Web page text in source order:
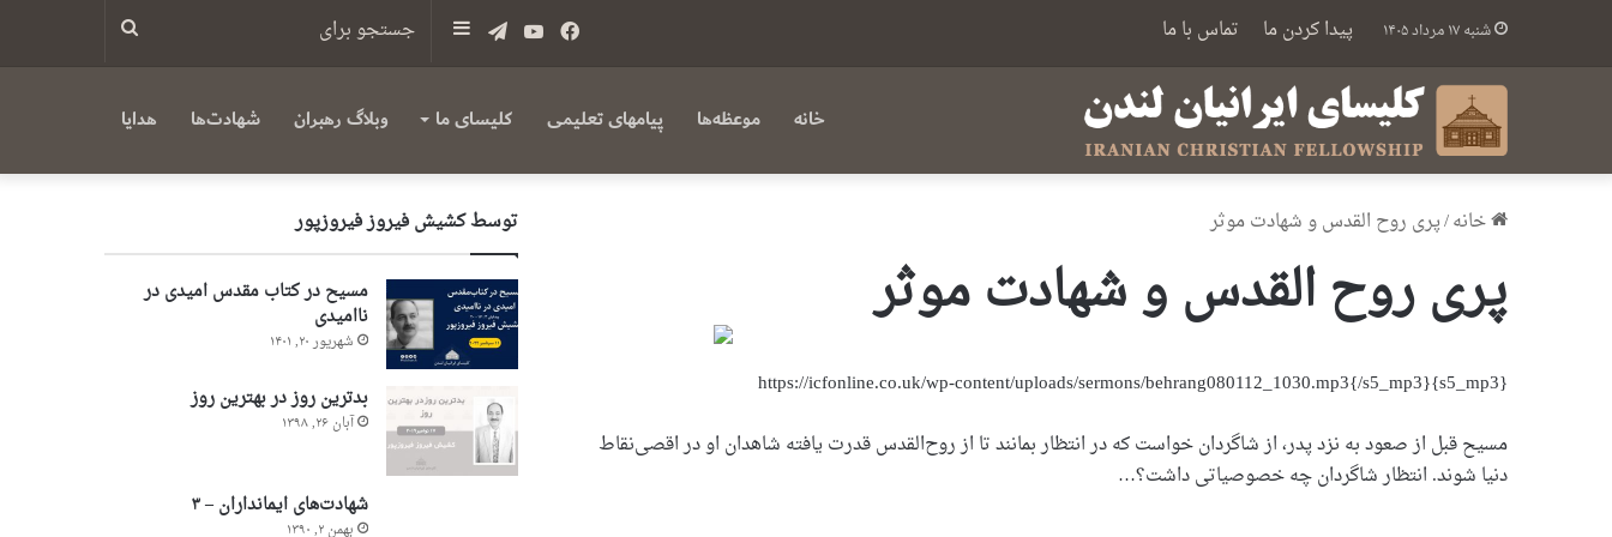
شنبه ۱۷ مرداد ۱۴۰۵ پیدا کردن ما تماس با ما سایدبار تلگرامیوتیوب فیس
خانه موعظه‌ها پیامهای تعلیمی کلیسای ما وبلاگ رهبران شهادت‌ها هدایا
خانه/پری روح القدس و شهادت موثر
پری روح القدس و شهادت موثر
{s5_mp3}https://icfonline.co.uk/wp-content/uploads/sermons/behrang080112_1030.mp3{/s5_mp3}
مسیح قبل از صعود به نزد پدر، از شاگردان خواست که در انتظار بمانند تا از روح‌القدس قدرت یافته شاهدان او در اقصی‌نقاط
دنیا شوند. انتظار شاگردان چه خصوصیاتی داشت؟…
توسط کشیش فیروز فیروزپور
مسیح در کتاب مقدس امیدی در
ناامیدی
شهریور ۲۰, ۱۴۰۱
بدترین روز در بهترین روز
آبان ۲۶, ۱۳۹۸
شهادت‌های ایمانداران – ۳
بهمن ۲, ۱۳۹۰